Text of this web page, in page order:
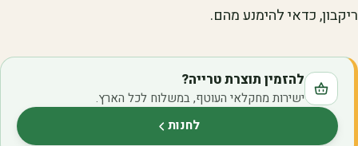
ריקבון, כדאי להימנע מהם.
להזמין תוצרת טרייה?
ישירות מחקלאי העוטף, במשלוח לכל הארץ.
לחנות(נפתח בלשונית חדשה)